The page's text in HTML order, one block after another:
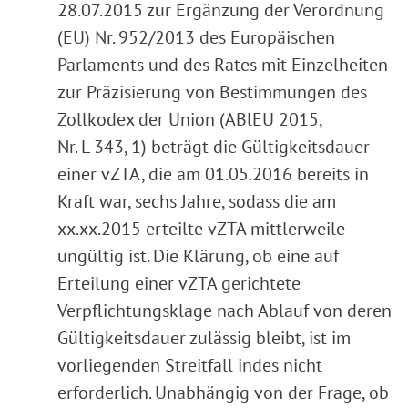
28.07.2015 zur Ergänzung der Verordnung
(EU) Nr. 952/2013 des Europäischen
Parlaments und des Rates mit Einzelheiten
zur Präzisierung von Bestimmungen des
Zollkodex der Union (ABlEU 2015,
Nr. L 343, 1) beträgt die Gültigkeitsdauer
einer vZTA, die am 01.05.2016 bereits in
Kraft war, sechs Jahre, sodass die am
xx.xx.2015 erteilte vZTA mittlerweile
ungültig ist. Die Klärung, ob eine auf
Erteilung einer vZTA gerichtete
Verpflichtungsklage nach Ablauf von deren
Gültigkeitsdauer zulässig bleibt, ist im
vorliegenden Streitfall indes nicht
erforderlich. Unabhängig von der Frage, ob